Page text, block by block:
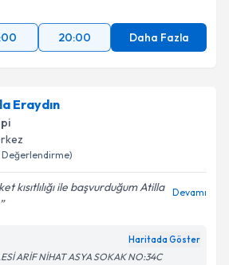
20:00 Daha Fazla
Eraydın
Değerlendirme)
kısıtlılığı ile başvurduğum Atilla
Devamı
Haritada Göster
ARİF NİHAT ASYA SOKAK NO:34C